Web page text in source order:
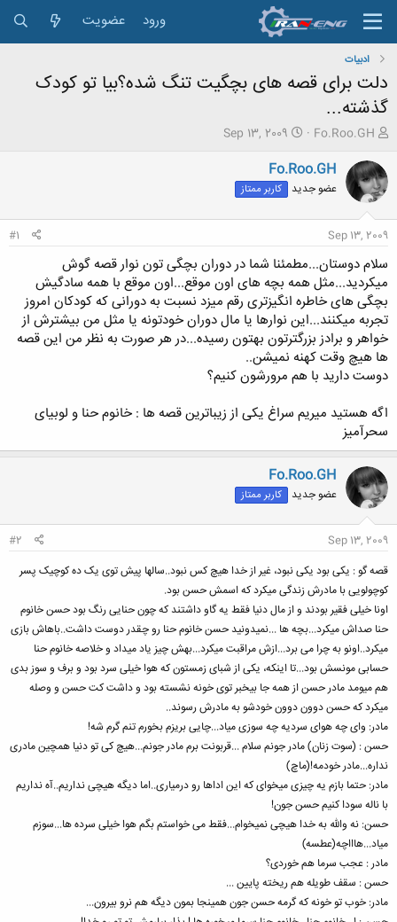
ورود عضویت
ادبیات
دلت برای قصه های بچگیت تنگ شده؟بیا تو کودک
گذشته...
ش
و
ع
ک
ه
م
و
ض
و
ع
Fo.Roo.GH
ت
ی
خ
ع
Sep 13, 2009
Fo.Roo.GH
عضو جدید کاربر ممتاز
Sep 13, 2009
#1
سلام دوستان...مطمئنا شما در دوران بچگی تون نوار قصه گوش
میکردید...مثل همه بچه های اون موقع...اون موقع با همه سادگیش
بچگی های خاطره انگیزتری رقم میزد نسبت به دورانی که کودکان امروز
تجربه میکنند...این نوارها یا مال دوران خودتونه یا مثل من بیشترش از
خواهر و برادز بزرگترتون بهتون رسیده...در هر صورت به نظر من این قصه
ها هیچ وقت کهنه نمیشن..
دوست دارید با هم مرورشون کنیم؟
اگه هستید میریم سراغ یکی از زیباترین قصه ها : خانوم حنا و لوبیای
سحرآمیز
Fo.Roo.GH
عضو جدید کاربر ممتاز
Sep 13, 2009
#2
قصه گو : یکی بود یکی نبود، غیر از خدا هیچ کس نبود..سالها پیش توی یک ده کوچیک پسر
کوچولویی با مادرش زندگی میکرد که اسمش حسن بود.
اونا خیلی فقیر بودند و از مال دنیا فقط یه گاو داشتند که چون حنایی رنگ بود حسن خانوم
حنا صداش میکرد...بچه ها ...نمیدونید حسن خانوم حنا رو چقدر دوست داشت..باهاش بازی
میکرد..اونو به چرا می برد...ازش مراقبت میکرد...بهش چیز یاد میداد و خلاصه خانوم حنا
حسابی مونسش بود...تا اینکه، یکی از شبای زمستون که هوا خیلی سرد بود و برف و سوز بدی
هم میومد مادر حسن از همه جا بیخبر توی خونه نشسته بود و داشت کت حسن و وصله
میکرد که حسن دوون دوون خودشو به مادرش رسوند..
مادر: وای چه هوای سردیه چه سوزی میاد...چایی بریزم بخورم تنم گرم شه!
حسن : (سوت زنان) مادر جونم سلام ...قربونت برم مادر جونم...هیچ کی تو دنیا همچین مادری
نداره...مادر خودمه!(ماچ)
مادر: حتما بازم یه چیزی میخوای که این اداها رو درمیاری..اما دیگه هیچی نداریم..آه نداریم
با ناله سودا کنیم حسن جون!
حسن: نه والله به خدا هیچی نمیخوام...فقط می خواستم بگم هوا خیلی سرده ها...سوزم
میاد...هاااچه(عطسه)
مادر : عجب سرما هم خوردی؟
حسن : سقف طویله هم ریخته پایین ...
مادر: خوب تو خونه که گرمه حسن جون همینجا بمون دیگه هم نرو بیرون...